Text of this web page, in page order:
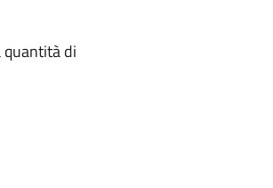
quantità di